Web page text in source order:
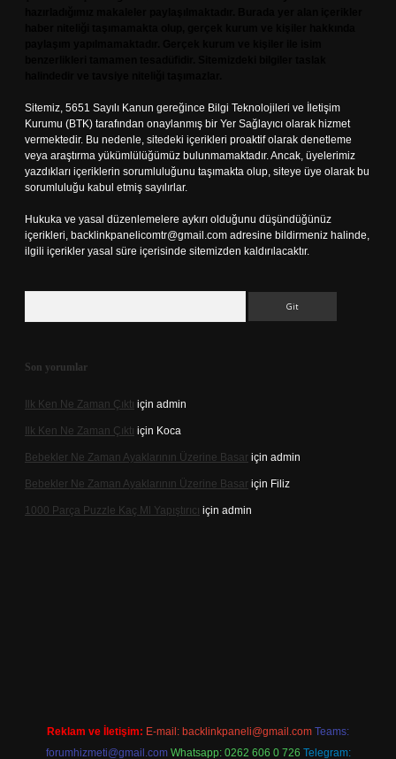
Sitemiz, 5651 Sayılı Kanun gereğince Bilgi Teknolojileri ve İletişim
Kurumu (BTK) tarafından onaylanmış bir Yer Sağlayıcı olarak hizmet
vermektedir. Bu nedenle, sitedeki içerikleri proaktif olarak denetleme
veya araştırma yükümlülüğümüz bulunmamaktadır. Ancak, üyelerimiz
yazdıkları içeriklerin sorumluluğunu taşımakta olup, siteye üye olarak bu
sorumluluğu kabul etmiş sayılırlar.
Hukuka ve yasal düzenlemelere aykırı olduğunu düşündüğünüz
içerikleri, backlinkpanelicomtr@gmail.com adresine bildirmeniz halinde,
ilgili içerikler yasal süre içerisinde sitemizden kaldırılacaktır.
Son yorumlar
Ilk Ken Ne Zaman Çıktı için admin
Ilk Ken Ne Zaman Çıktı için Koca
Bebekler Ne Zaman Ayaklarının Üzerine Basar için admin
Bebekler Ne Zaman Ayaklarının Üzerine Basar için Filiz
1000 Parça Puzzle Kaç Ml Yapıştırıcı için admin
Reklam ve İletişim: E-mail: backlinkpaneli@gmail.com Teams:
forumhizmeti@gmail.com Whatsapp: 0262 606 0 726 Telegram: